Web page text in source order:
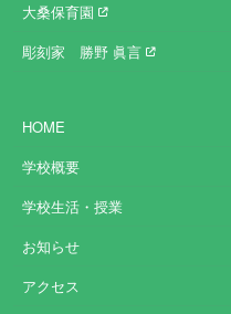
大桑保育園
彫刻家 勝野 眞言
HOME
学校概要
学校生活・授業
お知らせ
アクセス